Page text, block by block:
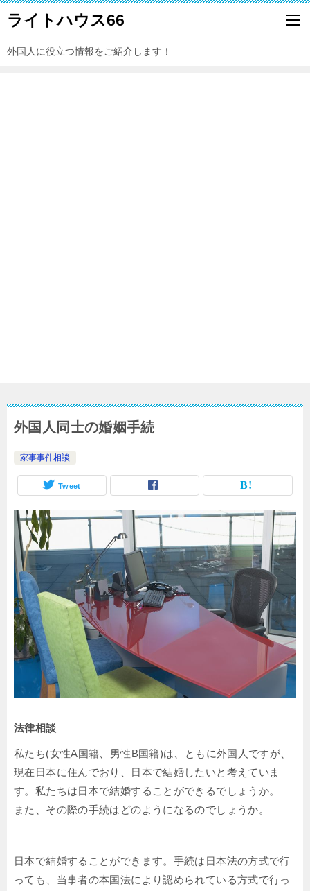
ライトハウス66
外国人に役立つ情報をご紹介します！
外国人同士の婚姻手続
家事事件相談
Tweet
法律相談
私たち(女性A国籍、男性B国籍)は、ともに外国人ですが、
現在日本に住んでおり、日本で結婚したいと考えていま
す。私たちは日本で結婚することができるでしょうか。
また、その際の手続はどのようになるのでしょうか。
日本で結婚することができます。手続は日本法の方式で行
っても、当事者の本国法により認められている方式で行っ